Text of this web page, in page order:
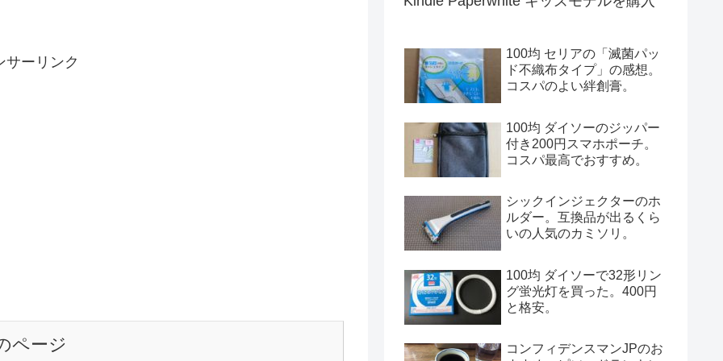
サーリンク
ページ
100均 セリアの「滅菌パッ
ド不織布タイプ」の感想。
コスパのよい絆創膏。
100均 ダイソーのジッパー
付き200円スマホポーチ。
コスパ最高でおすすめ。
シックインジェクターのホ
ルダー。互換品が出るくら
いの人気のカミソリ。
100均 ダイソーで32形リン
グ蛍光灯を買った。400円
と格安。
コンフィデンスマンJPのお